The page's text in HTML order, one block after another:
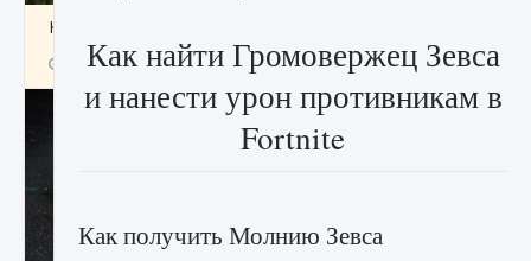
Как заработать медали лиги Clash of Clans
9 августа 2024 2 599 0 1
Как найти Громовержец Зевса
и нанести урон противникам в
Fortnite
Как получить Молнию Зевса